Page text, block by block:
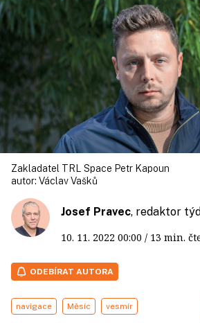
Zakladatel TRL Space Petr Kapoun
autor: Václav Vašků
Josef Pravec, redaktor
10. 11. 2022 00:00 / 13 min.
ODEBÍRAT AUTORA
navigace Měsíc vesmír